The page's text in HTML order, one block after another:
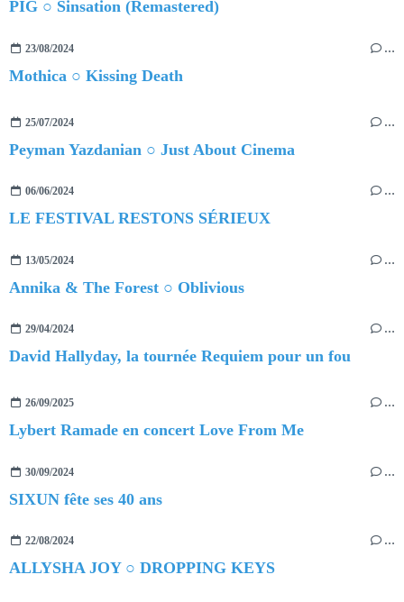
PIG ○ Sinsation (Remastered)
23/08/2024 …
Mothica ○ Kissing Death
25/07/2024 …
Peyman Yazdanian ○ Just About Cinema
06/06/2024 …
LE FESTIVAL RESTONS SÉRIEUX
13/05/2024 …
Annika & The Forest ○ Oblivious
29/04/2024 …
David Hallyday, la tournée Requiem pour un fou
26/09/2025 …
Lybert Ramade en concert Love From Me
30/09/2024 …
SIXUN fête ses 40 ans
22/08/2024 …
ALLYSHA JOY ○ DROPPING KEYS